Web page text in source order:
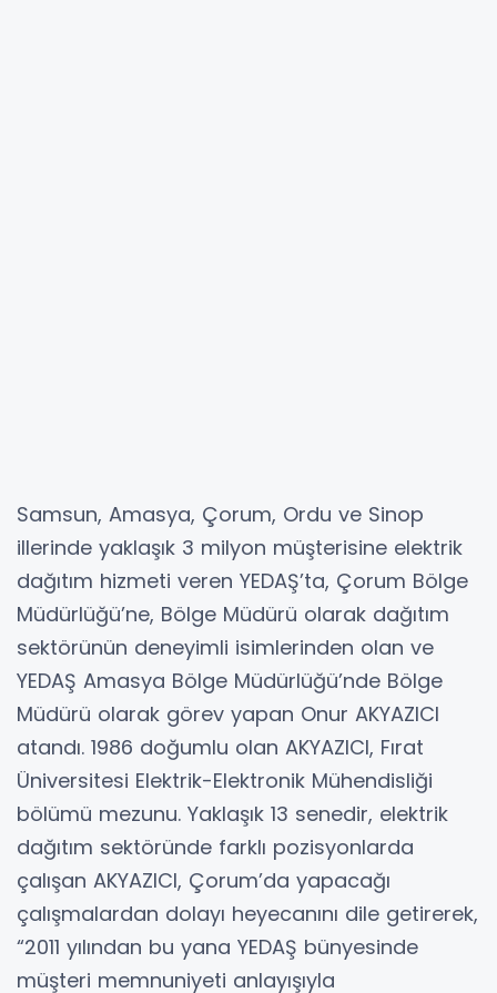
Samsun, Amasya, Çorum, Ordu ve Sinop
illerinde yaklaşık 3 milyon müşterisine elektrik
dağıtım hizmeti veren YEDAŞ’ta, Çorum Bölge
Müdürlüğü’ne, Bölge Müdürü olarak dağıtım
sektörünün deneyimli isimlerinden olan ve
YEDAŞ Amasya Bölge Müdürlüğü’nde Bölge
Müdürü olarak görev yapan Onur AKYAZICI
atandı. 1986 doğumlu olan AKYAZICI, Fırat
Üniversitesi Elektrik-Elektronik Mühendisliği
bölümü mezunu. Yaklaşık 13 senedir, elektrik
dağıtım sektöründe farklı pozisyonlarda
çalışan AKYAZICI, Çorum’da yapacağı
çalışmalardan dolayı heyecanını dile getirerek,
“2011 yılından bu yana YEDAŞ bünyesinde
müşteri memnuniyeti anlayışıyla